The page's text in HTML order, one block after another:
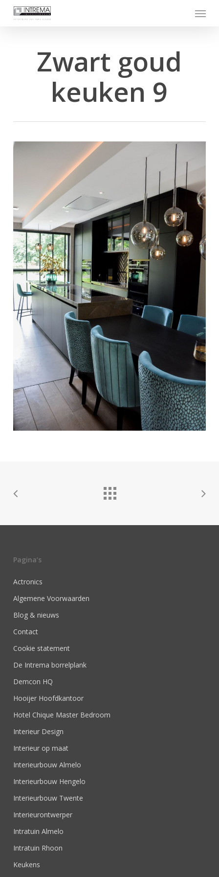
Menu
Zwart goud
keuken 9
Pagina’s
Actronics
Algemene Voorwaarden
Blog & nieuws
Contact
Cookie statement
De Intrema borrelplank
Demcon HQ
Hooijer Hoofdkantoor
Hotel Chique Master Bedroom
Interieur Design
Interieur op maat
Interieurbouw Almelo
Interieurbouw Hengelo
Interieurbouw Twente
Interieurontwerper
Intratuin Almelo
Intratuin Rhoon
Keukens